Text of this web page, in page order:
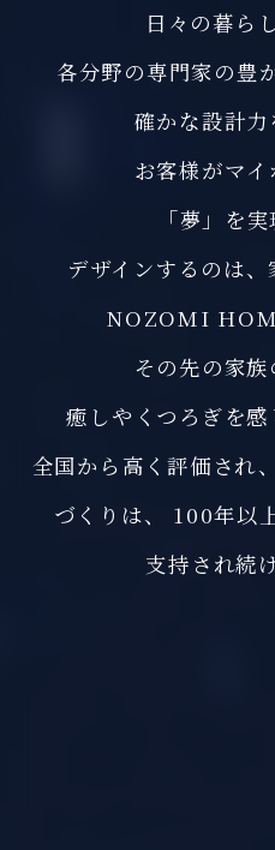
日々の暮ら
各分野の専門家の豊
確かな設計力
お客様がマイ
「夢」を
デザインするのは、
NOZOMI
その先の家族
癒しやくつろぎを感
全国から高く評価され
づくりは、
100年以
支持され続